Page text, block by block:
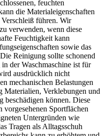
feuchten
die Materialeigenschaften
führen. Wir
verwenden, wenn diese
Feuchtigkeit kann
sowie das
Reinigung sollte schonend
der Waschmaschine ist für
ausdrücklich nicht
mechanischen Belastungen
Materialien, Verklebungen und
beschädigen können. Diese
vorgesehenen Sportflächen
Untergründen wie
Tragen als Alltagsschuh